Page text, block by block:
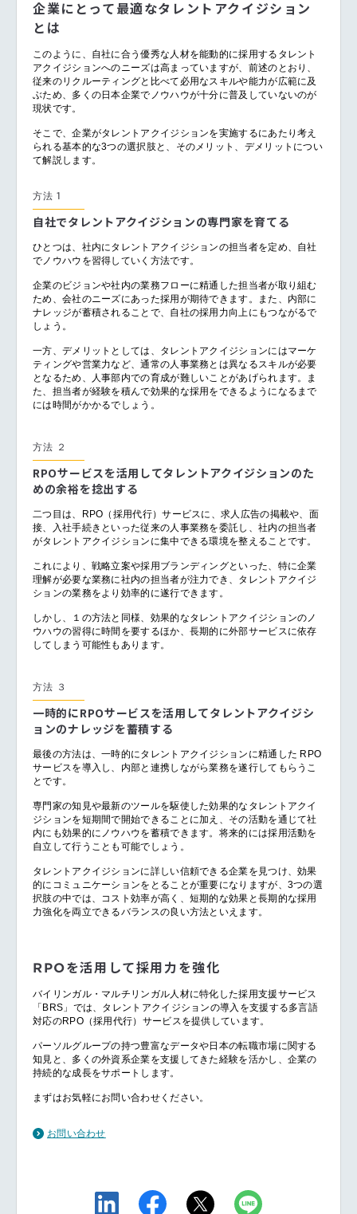
企業にとって最適なタレントアクイジション
とは
このように、自社に合う優秀な人材を能動的に採用するタレント
アクイジションへのニーズは高まっていますが、前述のとおり、
従来のリクルーティングと比べて必用なスキルや能力が広範に及
ぶため、多くの日本企業でノウハウが十分に普及していないのが
現状です。
そこで、企業がタレントアクイジションを実施するにあたり考え
られる基本的な3つの選択肢と、そのメリット、デメリットについ
て解説します。
方法 1
自社でタレントアクイジションの専門家を育てる
ひとつは、社内にタレントアクイジションの担当者を定め、自社
でノウハウを習得していく方法です。
企業のビジョンや社内の業務フローに精通した担当者が取り組む
ため、会社のニーズにあった採用が期待できます。また、内部に
ナレッジが蓄積されることで、自社の採用力向上にもつながるで
しょう。
一方、デメリットとしては、タレントアクイジションにはマーケ
ティングや営業力など、通常の人事業務とは異なるスキルが必要
となるため、人事部内での育成が難しいことがあげられます。ま
た、担当者が経験を積んで効果的な採用をできるようになるまで
には時間がかかるでしょう。
方法 ２
RPOサービスを活用してタレントアクイジションのた
めの余裕を捻出する
二つ目は、RPO（採用代行）サービスに、求人広告の掲載や、面
接、入社手続きといった従来の人事業務を委託し、社内の担当者
がタレントアクイジションに集中できる環境を整えることです。
これにより、戦略立案や採用ブランディングといった、特に企業
理解が必要な業務に社内の担当者が注力でき、タレントアクイジ
ションの業務をより効率的に遂行できます。
しかし、１の方法と同様、効果的なタレントアクイジションのノ
ウハウの習得に時間を要するほか、長期的に外部サービスに依存
してしまう可能性もあります。
方法 ３
一時的にRPOサービスを活用してタレントアクイジシ
ョンのナレッジを蓄積する
最後の方法は、一時的にタレントアクイジションに精通した RPO
サービスを導入し、内部と連携しながら業務を遂行してもらうこ
とです。
専門家の知見や最新のツールを駆使した効果的なタレントアクイ
ジションを短期間で開始できることに加え、その活動を通じて社
内にも効果的にノウハウを蓄積できます。将来的には採用活動を
自立して行うことも可能でしょう。
タレントアクイジションに詳しい信頼できる企業を見つけ、効果
的にコミュニケーションをとることが重要になりますが、3つの選
択肢の中では、コスト効率が高く、短期的な効果と長期的な採用
力強化を両立できるバランスの良い方法といえます。
RPOを活用して採用力を強化
バイリンガル・マルチリンガル人材に特化した採用支援サービス
「BRS」では、タレントアクイジションの導入を支援する多言語
対応のRPO（採用代行）サービスを提供しています。
パーソルグループの持つ豊富なデータや日本の転職市場に関する
知見と、多くの外資系企業を支援してきた経験を活かし、企業の
持続的な成長をサポートします。
まずはお気軽にお問い合わせください。
お問い合わせ